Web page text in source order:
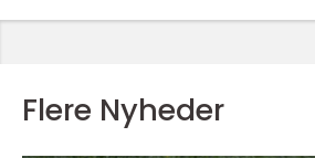
Flere Nyheder